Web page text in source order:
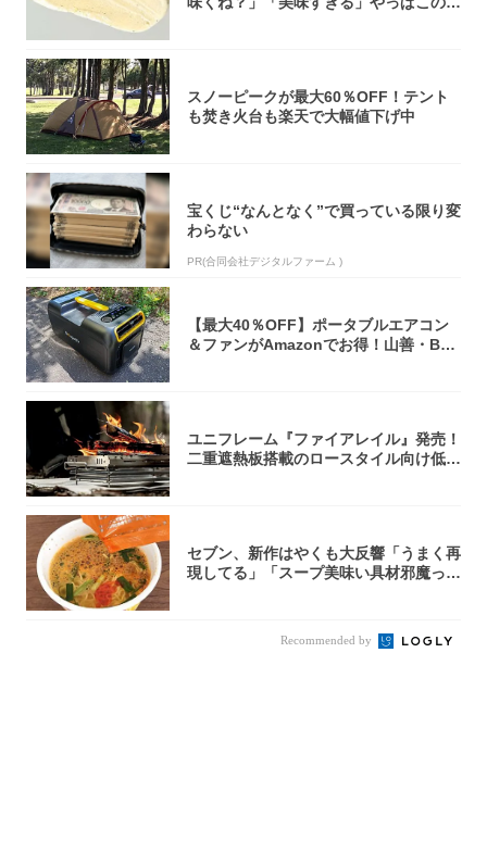
スノーピークが最大60％OFF！テント
も焚き火台も楽天で大幅値下げ中
宝くじ“なんとなく”で買っている限り変
わらない
PR(合同会社デジタルファーム )
【最大40％OFF】ポータブルエアコン
＆ファンがAmazonでお得！山善・Bo
ユニフレーム『ファイアレイル』発売！
二重遮熱板搭載のロースタイル向け低型
セブン、新作はやくも大反響「うまく再
現してる」「スープ美味い具材邪魔って
Recommended by